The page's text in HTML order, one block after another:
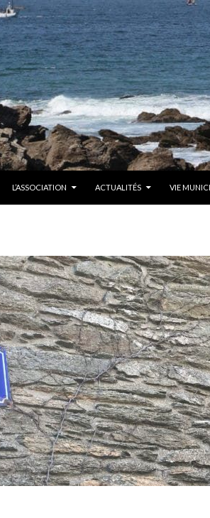
L’ASSOCIATION ACTUALITÉS VIE